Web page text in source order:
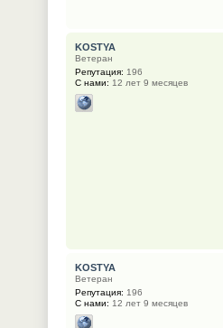
KOSTYA
Ветеран
Репутация: 196
С нами: 12 лет 9 месяцев
KOSTYA
Ветеран
Репутация: 196
С нами: 12 лет 9 месяцев